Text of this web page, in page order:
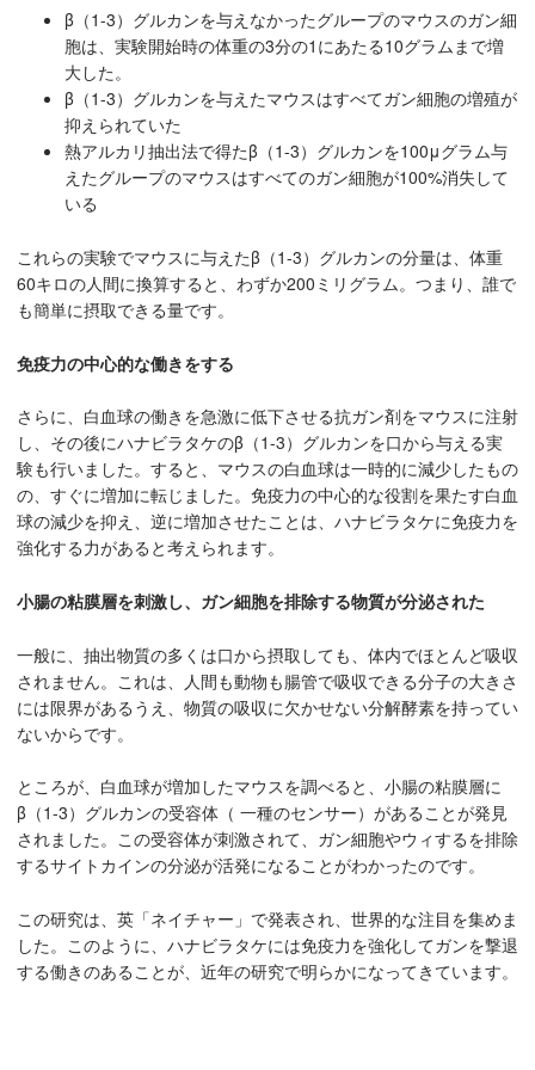
β（1-3）グルカンを与えなかったグループのマウスのガン細
胞は、実験開始時の体重の3分の1にあたる10グラムまで増
大した。
β（1-3）グルカンを与えたマウスはすべてガン細胞の増殖が
抑えられていた
熱アルカリ抽出法で得たβ（1-3）グルカンを100μグラム与
えたグループのマウスはすべてのガン細胞が100%消失して
いる
これらの実験でマウスに与えたβ（1-3）グルカンの分量は、体重
60キロの人間に換算すると、わずか200ミリグラム。つまり、誰で
も簡単に摂取できる量です。
免疫力の中心的な働きをする
さらに、白血球の働きを急激に低下させる抗ガン剤をマウスに注射
し、その後にハナビラタケのβ（1-3）グルカンを口から与える実
験も行いました。すると、マウスの白血球は一時的に減少したもの
の、すぐに増加に転じました。免疫力の中心的な役割を果たす白血
球の減少を抑え、逆に増加させたことは、ハナビラタケに免疫力を
強化する力があると考えられます。
小腸の粘膜層を刺激し、ガン細胞を排除する物質が分泌された
一般に、抽出物質の多くは口から摂取しても、体内でほとんど吸収
されません。これは、人間も動物も腸管で吸収できる分子の大きさ
には限界があるうえ、物質の吸収に欠かせない分解酵素を持ってい
ないからです。
ところが、白血球が増加したマウスを調べると、小腸の粘膜層に
β（1-3）グルカンの受容体（ 一種のセンサー）があることが発見
されました。この受容体が刺激されて、ガン細胞やウィするを排除
するサイトカインの分泌が活発になることがわかったのです。
この研究は、英「ネイチャー」で発表され、世界的な注目を集めま
した。このように、ハナビラタケには免疫力を強化してガンを撃退
する働きのあることが、近年の研究で明らかになってきています。